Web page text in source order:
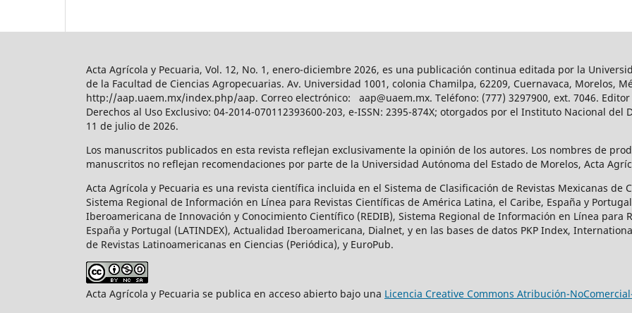
Acta Agrícola y Pecuaria, Vol. 12, No. 1, enero-diciembre 2026, es una publicación continua editada por la
de la Facultad de Ciencias Agropecuarias. Av. Universidad 1001, colonia Chamilpa, 62209, Cuernavaca, Morelos,
http://aap.uaem.mx/index.php/aap. Correo electrónico: aap@uaem.mx. Teléfono: (777) 3297900, ext. 7046.
Derechos al Uso Exclusivo: 04-2014-070112393600-203, e-ISSN: 2395-874X; otorgados por el Instituto Nacional
11 de julio de 2026.
Los manuscritos publicados en esta revista reflejan exclusivamente la opinión de los autores. Los nombres de
manuscritos no reflejan recomendaciones por parte de la Universidad Autónoma del Estado de Morelos, Acta
Acta Agrícola y Pecuaria es una revista científica incluida en el Sistema de Clasificación de Revistas Mexicanas de
Sistema Regional de Información en Línea para Revistas Científicas de América Latina, el Caribe, España y
Iberoamericana de Innovación y Conocimiento Científico (REDIB), Sistema Regional de Información en Línea para
España y Portugal (LATINDEX), Actualidad Iberoamericana, Dialnet, y en las bases de datos PKP Index,
de Revistas Latinoamericanas en Ciencias (Periódica), y EuroPub.
Acta Agrícola y Pecuaria se publica en acceso abierto bajo una Licencia Creative Commons Atribución-